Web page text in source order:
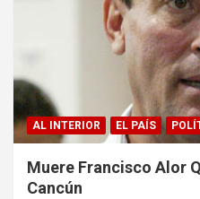
AL INTERIOR EL PAÍS
Muere Francisco Alor
Cancún